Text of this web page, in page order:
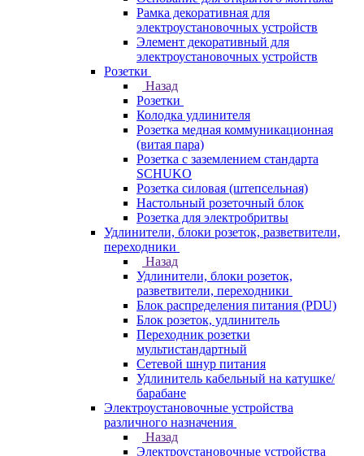
Рамка декоративная для
электроустановочных устройств
Элемент декоративный для
электроустановочных устройств
Розетки
Назад
Розетки
Колодка удлинителя
Розетка медная коммуникационная
(витая пара)
Розетка с заземлением стандарта
SCHUKO
Розетка силовая (штепсельная)
Настольный розеточный блок
Розетка для электробритвы
Удлинители, блоки розеток, разветвители,
переходники
Назад
Удлинители, блоки розеток,
разветвители, переходники
Блок распределения питания (PDU)
Блок розеток, удлинитель
Переходник розетки
мультистандартный
Сетевой шнур питания
Удлинитель кабельный на катушке/
барабане
Электроустановочные устройства
различного назначения
Назад
Электроустановочные устройства